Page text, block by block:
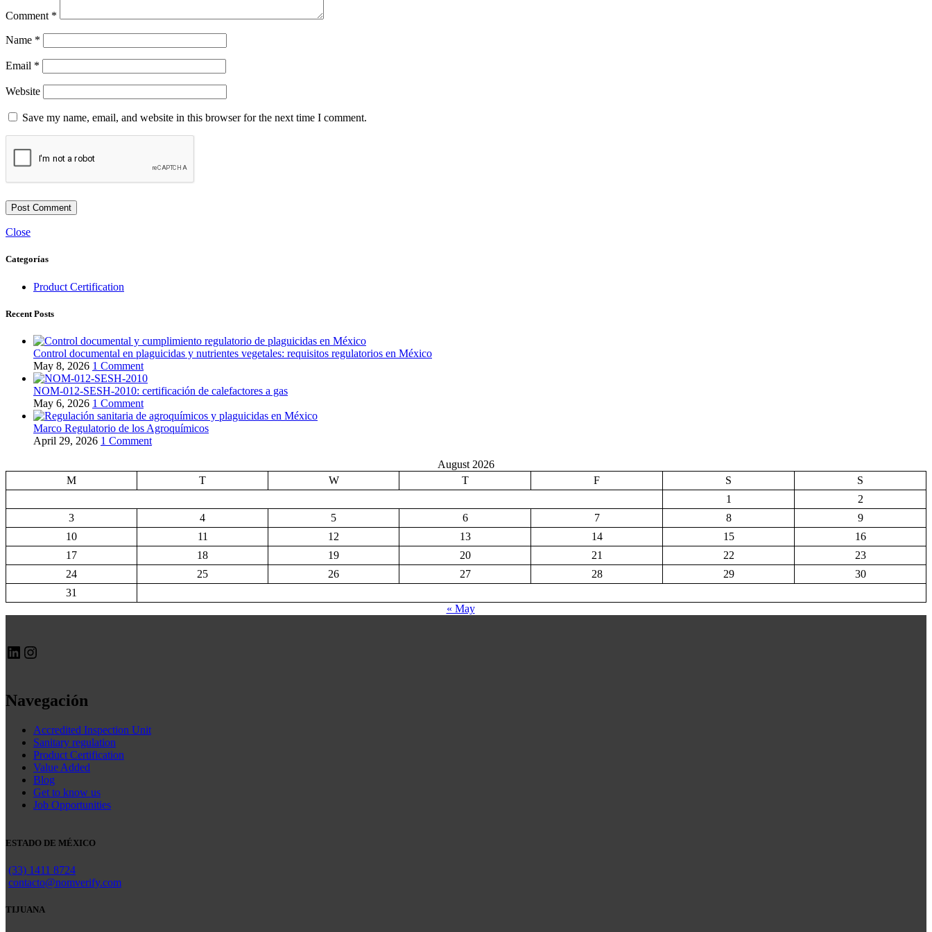
Comment *
Name *
Email *
Website
Save my name, email, and website in this browser for the next time I comment.
Close
Categorías
Product Certification
Recent Posts
Control documental en plaguicidas y nutrientes vegetales: requisitos regulatorios en México
May 8, 2026 1 Comment
NOM-012-SESH-2010: certificación de calefactores a gas
May 6, 2026 1 Comment
Marco Regulatorio de los Agroquímicos
April 29, 2026 1 Comment
August 2026
M
T W T F S
S
1
2
3
4 5 6 7 8
9
10
11 12 13 14 15
16
17
18 19 20 21 22
23
24
25 26 27 28 29
30
31
« May
LinkedIn
Instagram
Navegación
Accredited Inspection Unit
Sanitary regulation
Product Certification
Value Added
Blog
Get to know us
Job Opportunities
ESTADO DE MÉXICO
(33) 1411 8724
contacto@nomverify.com
TIJUANA